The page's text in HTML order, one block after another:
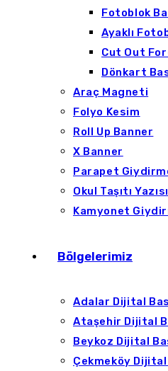
Fotoblok
Ayaklı
Cut Out
Dönkart
Araç Magneti
Folyo Kesim
Roll Up Banner
X Banner
Parapet
Okul Taşıtı Yazısı
Kamyonet
Bölgelerimiz
Adalar Dijital
Ataşehir Dijital
Beykoz Dijital
Çekmeköy Dijital